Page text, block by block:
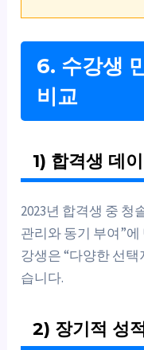
6. 수강생
비교
1) 합격생 데
2023년 합격생 중 청
관리와 동기 부여”
강생은 “다양한 선
습니다.
2) 장기적 성